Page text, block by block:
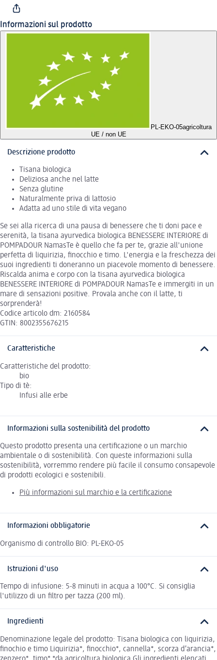
Informazioni sul prodotto
PL-EKO-05agricoltura
UE / non UE
Descrizione prodotto
Tisana biologica
Deliziosa anche nel latte
Senza glutine
Naturalmente priva di lattosio
Adatta ad uno stile di vita vegano
Se sei alla ricerca di una pausa di benessere che ti doni pace e
serenità, la tisana ayurvedica biologica BENESSERE INTERIORE di
POMPADOUR NamasTe è quello che fa per te, grazie all'unione
perfetta di liquirizia, finocchio e timo. L'energia e la freschezza dei
suoi ingredienti ti doneranno un piacevole momento di benessere.
Riscalda anima e corpo con la tisana ayurvedica biologica
BENESSERE INTERIORE di POMPADOUR NamasTe e immergiti in un
mare di sensazioni positive. Provala anche con il latte, ti
sorprenderà!
Codice articolo dm: 2160584
GTIN: 8002355676215
Caratteristiche
Caratteristiche del prodotto:
bio
Tipo di tè:
Infusi alle erbe
Informazioni sulla sostenibilità del prodotto
Questo prodotto presenta una certificazione o un marchio
ambientale o di sostenibilità. Con queste informazioni sulla
sostenibilità, vorremmo rendere più facile il consumo consapevole
di prodotti ecologici e sostenibili.
Più informazioni sul marchio e la certificazione
Informazioni obbligatorie
Organismo di controllo BIO: PL-EKO-05
Istruzioni d'uso
Tempo di infusione: 5-8 minuti in acqua a 100°C. Si consiglia
l'utilizzo di un filtro per tazza (200 ml).
Ingredienti
Denominazione legale del prodotto: Tisana biologica con liquirizia,
finochio e timo Liquirizia*, finocchio*, cannella*, scorza d’arancia*,